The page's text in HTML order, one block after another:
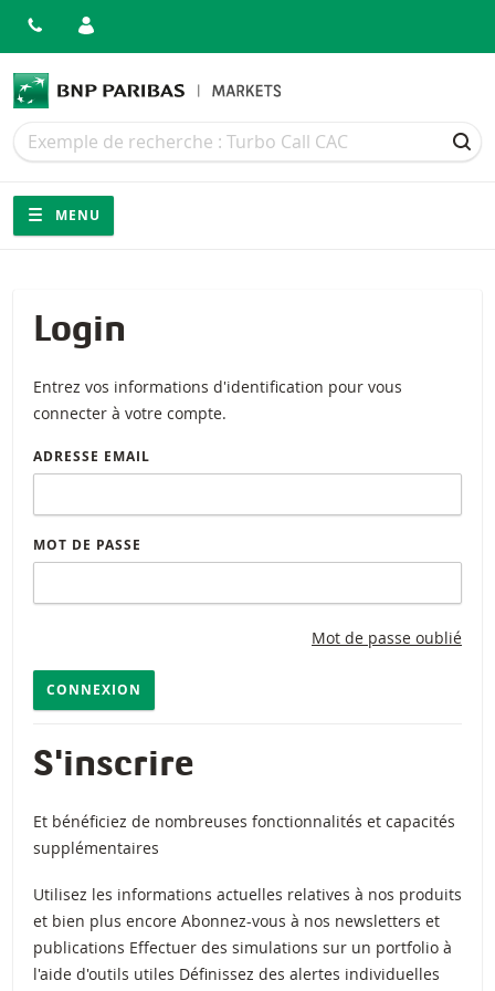
Recherche
Recherche
Navigation
Navigation sur le site
MENU
Login
Entrez vos informations d'identification pour vous
connecter à votre compte.
ADRESSE EMAIL
MOT DE PASSE
Mot de passe oublié
CONNEXION
S'inscrire
Et bénéficiez de nombreuses fonctionnalités et capacités
supplémentaires
Utilisez les informations actuelles relatives à nos produits
et bien plus encore Abonnez-vous à nos newsletters et
publications Effectuer des simulations sur un portfolio à
l'aide d'outils utiles Définissez des alertes individuelles